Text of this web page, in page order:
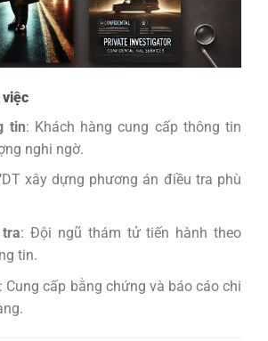
tin: Khách hàng cung cấp thông tin
nghi ngờ.
xây dựng phương án điều tra phù
: Đội ngũ thám tử tiến hành theo
tin.
: Cung cấp bằng chứng và báo cáo chi